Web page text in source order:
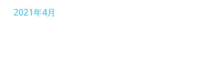
2021年4月